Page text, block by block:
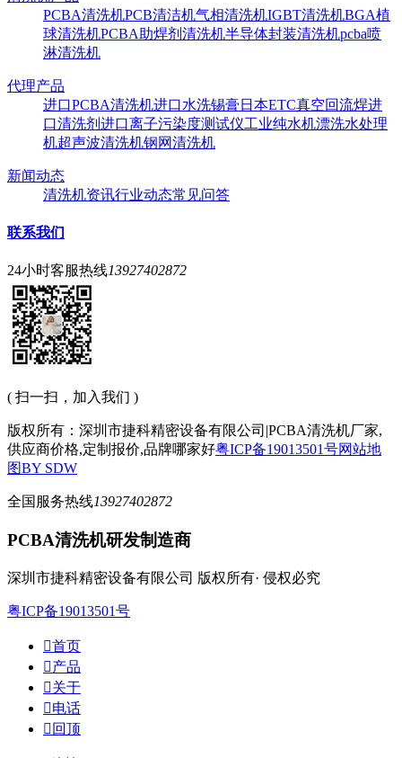
PCBA清洗机PCB清洁机气相清洗机IGBT清洗机BGA植
球清洗机PCBA助焊剂清洗机半导体封装清洗机pcba喷
淋清洗机
代理产品
进口PCBA清洗机进口水洗锡膏 日本ETC真空回流焊进
口清洗剂 进口离子污染度测试仪工业纯水机漂洗水处理
机超声波清洗机钢网清洗机
新闻动态
清洗机资讯行业动态常见问答
联系我们
24小时客服热线13927402872
( 扫一扫，加入我们 )
版权所有：深圳市捷科精密设备有限公司|PCBA清洗机厂家,
供应商价格,定制报价,品牌哪家好粤ICP备19013501号网站地
图BY SDW
全国服务热线13927402872
PCBA清洗机研发制造商
深圳市捷科精密设备有限公司 版权所有· 侵权必究
粤ICP备19013501号
首页
产品
关于
电话
 回顶